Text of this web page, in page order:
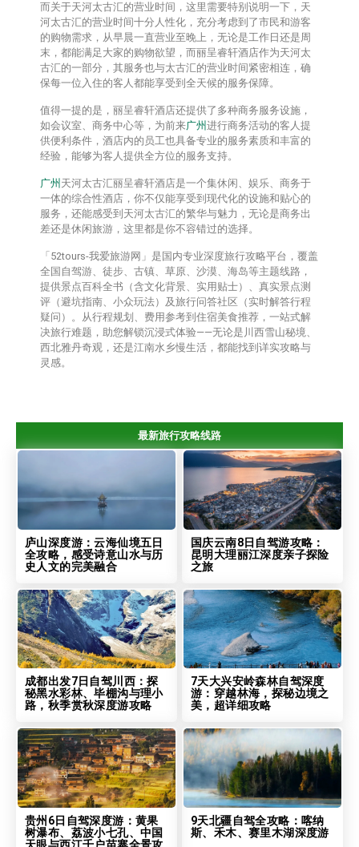
而关于天河太古汇的营业时间，这里需要特别说明一下，天
河太古汇的营业时间十分人性化，充分考虑到了市民和游客
的购物需求，从早晨一直营业至晚上，无论是工作日还是周
末，都能满足大家的购物欲望，而丽呈睿轩酒店作为天河太
古汇的一部分，其服务也与太古汇的营业时间紧密相连，确
保每一位入住的客人都能享受到全天候的服务保障。
值得一提的是，丽呈睿轩酒店还提供了多种商务服务设施，
如会议室、商务中心等，为前来广州 进行商务活动的客人提
供便利条件，酒店内的员工也具备专业的服务素质和丰富的
经验，能够为客人提供全方位的服务支持。
广州 天河太古汇丽呈睿轩酒店是一个集休闲、娱乐、商务于
一体的综合性酒店，你不仅能享受到现代化的设施和贴心的
服务，还能感受到天河太古汇的繁华与魅力，无论是商务出
差还是休闲旅游，这里都是你不容错过的选择。
「52tours-我爱旅游网」是国内专业深度旅行攻略平台，覆盖
全国自驾游、徒步、古镇、草原、沙漠、海岛等主题线路，
提供‌景点百科全书‌（含文化背景、实用贴士）、‌真实景点测
评‌（避坑指南、小众玩法）及‌旅行问答社区‌（实时解答行程
疑问）。从行程规划、费用参考到住宿美食推荐，一站式解
决旅行难题，助您解锁沉浸式体验——无论是川西雪山秘境、
西北雅丹奇观，还是江南水乡慢生活，都能找到详实攻略与
灵感。
最新旅行攻略线路
庐山深度游：云海仙境五日
全攻略，感受诗意山水与历
史人文的完美融合
国庆云南8日自驾游攻略：
昆明大理丽江深度亲子探险
之旅
成都出发7日自驾川西：探
秘黑水彩林、毕棚沟与理小
路，秋季赏秋深度游攻略
7天大兴安岭森林自驾深度
游：穿越林海，探秘边境之
美，超详细攻略
贵州6日自驾深度游：黄果
树瀑布、荔波小七孔、中国
9天北疆自驾全攻略：喀纳
斯、禾木、赛里木湖深度游